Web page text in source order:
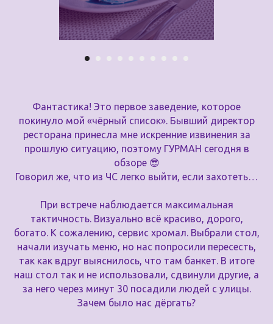
Фантастика! Это первое заведение, которое
покинуло мой «чёрный список». Бывший директор
ресторана принесла мне искренние извинения за
прошлую ситуацию, поэтому ГУРМАН сегодня в
обзоре 😎
Говорил же, что из ЧС легко выйти, если захотеть…
При встрече наблюдается максимальная
тактичность. Визуально всё красиво, дорого,
богато. К сожалению, сервис хромал. Выбрали стол,
начали изучать меню, но нас попросили пересесть,
так как вдруг выяснилось, что там банкет. В итоге
наш стол так и не использовали, сдвинули другие, а
за него через минут 30 посадили людей с улицы.
Зачем было нас дёргать?